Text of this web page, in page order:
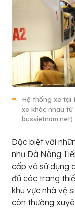
Hệ thống xe tại
xe khác nhau
busvietnam.net)
Đặc biệt với
như Đà Nẵng
cấp và sử dụng
đủ các trang
khu vực nhà vệ
còn thường